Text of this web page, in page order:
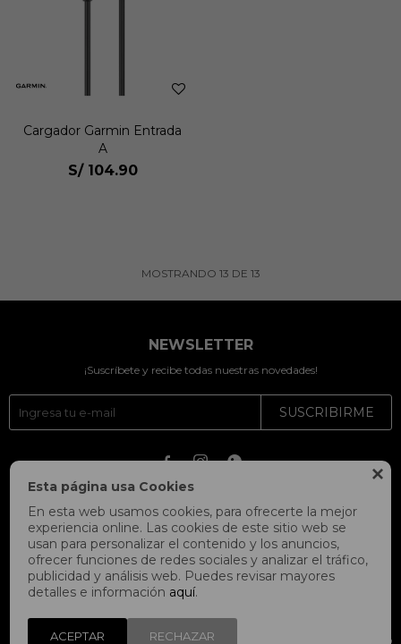

Esta página usa Cookies
En esta web usamos cookies, para ofrecerte la mejor
experiencia online. Las cookies de este sitio web se
usan para personalizar el contenido y los anuncios,
ofrecer funciones de redes sociales y analizar el tráfico,
publicidad y análisis web. Puedes revisar mayores
detalles e información aquí.
ACEPTAR RECHAZAR
Cargador Garmin Entrada
A
S/ 104.90
MOSTRANDO 13 DE 13
NEWSLETTER
¡Suscríbete y recibe todas nuestras novedades!
SUSCRIBIRME
  
© Copyright 2026 / Fitpoint